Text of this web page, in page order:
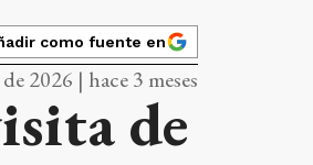
como fuente en
2026 | hace 3 meses
de